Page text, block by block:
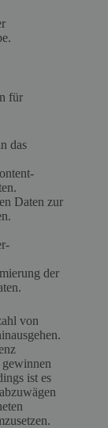
für
das
Daten zur
der
von
ist es